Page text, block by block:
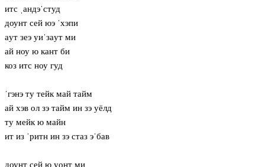
итс ˌандэˈстуд
доунт сей юэ ˈхэпи
aут зеэ уиˈзaут ми
ай ноу ю кант би
коз итс ноу гуд
ˈгэнэ ту тейк май тайм
ай хэв ол зэ тайм ин зэ уёлд
ту мейк ю майн
ит из ˈритн ин зэ стаз эˈбав
доунт сей ю уонт ми